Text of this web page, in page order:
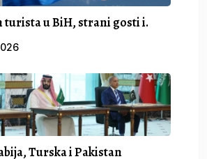
turista u BiH, strani gosti i.
Turska i Pakistan